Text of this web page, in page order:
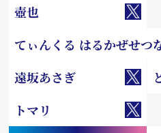
壺也
てぃんくる はるかぜせつ
遠坂あさぎ
トマリ